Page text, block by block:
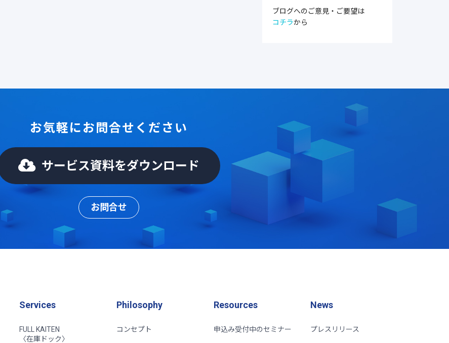
ブログへのご意見・ご要望は
コチラから
お気軽にお問合せください
サービス資料をダウンロード
お問合せ
Services
FULL KAITEN
〈在庫ドック〉
Philosophy
コンセプト
News
プレスリリース
Resources
申込み受付中のセミナー